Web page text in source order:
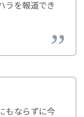
ラを報道でき
もならずに今